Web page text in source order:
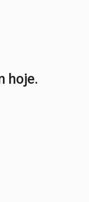
hoje.